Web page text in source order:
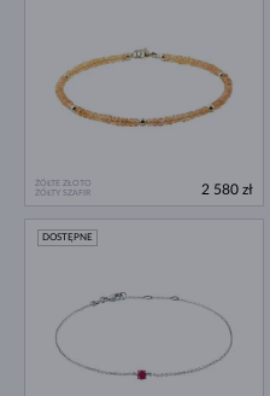
ŻÓŁTE ZŁOTO
ŻÓŁTY SZAFIR
2 580 zł
DOSTĘPNE